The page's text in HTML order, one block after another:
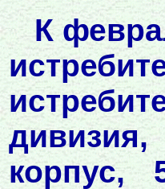
К
корпус,